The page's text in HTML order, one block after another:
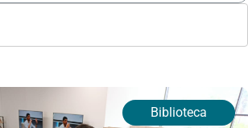
Biblioteca